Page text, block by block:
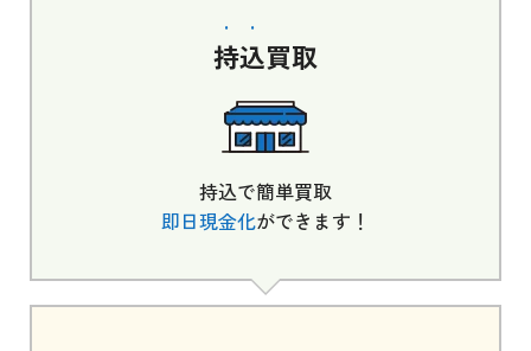
持込買取
持込で簡単買取
即日現金化ができます！